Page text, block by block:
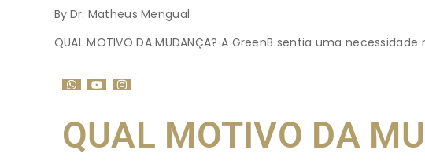
By Dr. Matheus Mengual
QUAL MOTIVO DA MUDANÇA? A GreenB sentia uma
QUAL MOTIVO DA